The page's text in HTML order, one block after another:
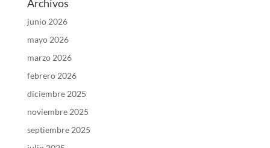
Archivos
junio 2026
mayo 2026
marzo 2026
febrero 2026
diciembre 2025
noviembre 2025
septiembre 2025